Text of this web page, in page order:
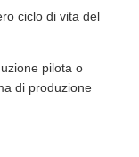
ciclo di vita del
pilota o
di produzione